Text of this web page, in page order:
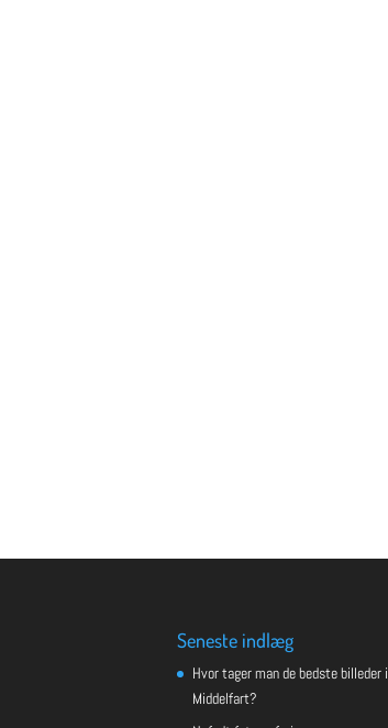
Seneste indlæg
Hvor tager man de bedste billeder i
Middelfart?